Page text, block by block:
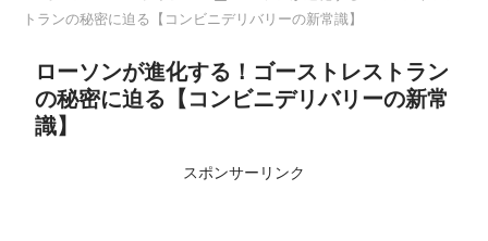
トランの秘密に迫る【コンビニデリバリーの新常識】
ローソンが進化する！ゴーストレストラン
の秘密に迫る【コンビニデリバリーの新常
識】
スポンサーリンク